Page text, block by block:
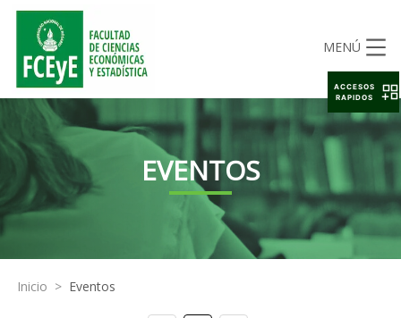
MENÚ
EVENTOS
Inicio > Eventos
ACCESOS
RAPIDOS